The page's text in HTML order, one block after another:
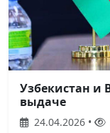
Узбекистан и
выдаче
24.04.2026 •